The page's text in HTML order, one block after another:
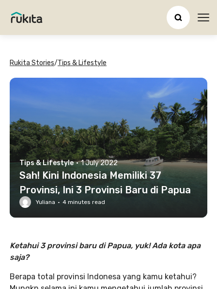
Rukita Stories/Tips & Lifestyle
Tips & Lifestyle · 1 July 2022
Sah! Kini Indonesia Memiliki 37
Provinsi, Ini 3 Provinsi Baru di Papua
Yuliana · 4 minutes read
Ketahui 3 provinsi baru di Papua, yuk! Ada kota apa
saja?
Berapa total provinsi Indonesa yang kamu ketahui?